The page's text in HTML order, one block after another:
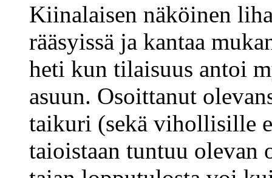
Kiinalaisen näköinen
rääsyissä ja kantaa
heti kun tilaisuus antoi
asuun. Osoittanut
taikuri (sekä vihollisille
taioistaan tuntuu olevan